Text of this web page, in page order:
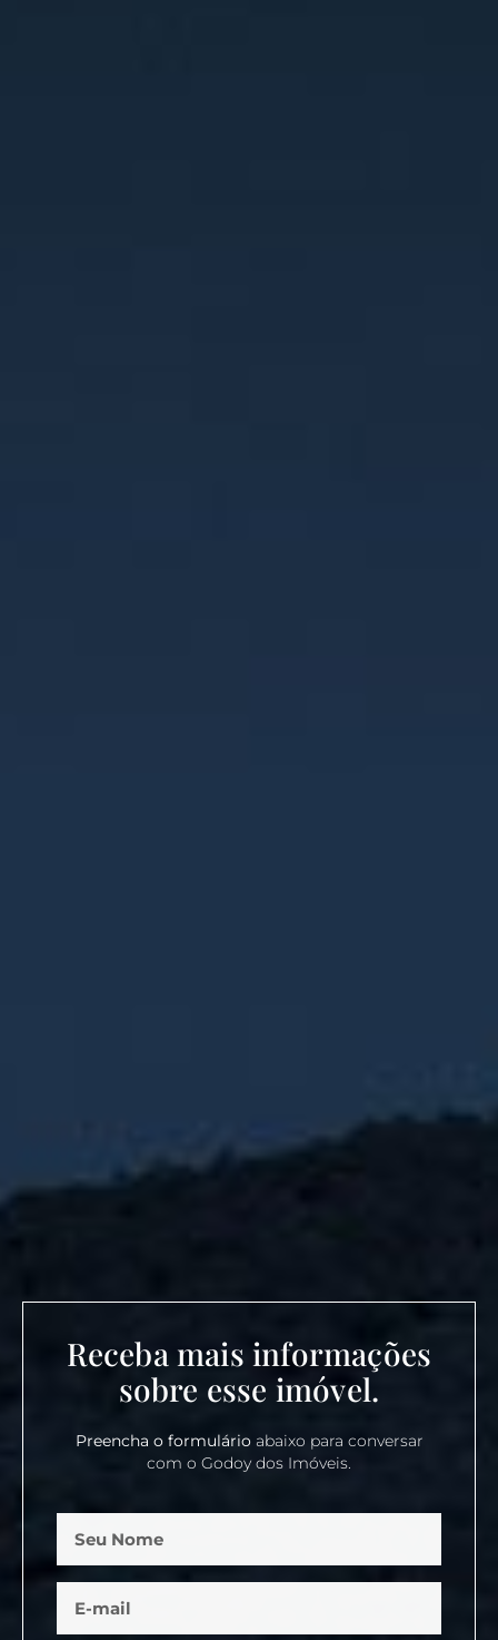
Receba mais informações
sobre esse imóvel.
Preencha o formulárioabaixo para conversar
com o Godoy dos Imóveis.